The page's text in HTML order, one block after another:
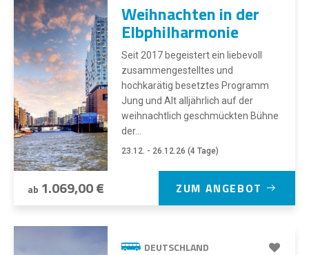
Weihnachten in der
Elbphilharmonie
Seit 2017 begeistert ein liebevoll
zusammengestelltes und
hochkarätig besetztes Programm
Jung und Alt alljährlich auf der
weihnachtlich geschmückten Bühne
der...
23.12. - 26.12.26 (4 Tage)
ab 1.069,00 € ZUM ANGEBOT
DEUTSCHLAND